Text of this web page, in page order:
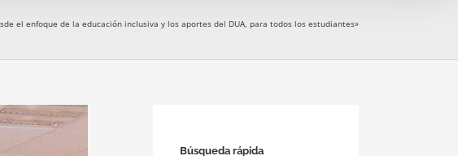
el enfoque de la educación inclusiva y los aportes del DUA, para todos los estudiantes»
Búsqueda rápida